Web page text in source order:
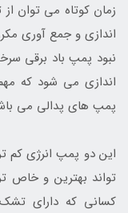
زمان کوتاه می توان
اندازی و جمع آوری
نبود پمپ باد برقی
اندازی می شود که
پمپ های پدالی می
این دو پمپ انرژی کم
تواند بهترین و خاص
کسانی که دارای